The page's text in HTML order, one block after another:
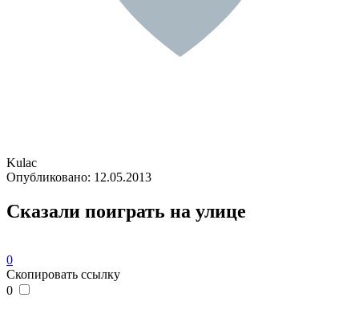
Kulac
Опубликовано: 12.05.2013
Сказали поиграть на улице
0
Скопировать ссылку
0